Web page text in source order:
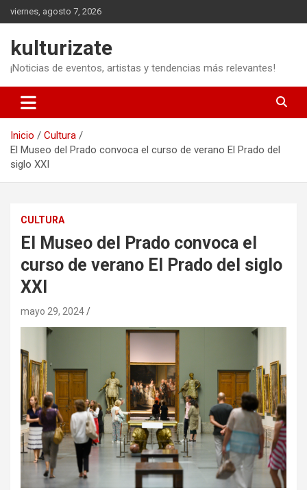
Saltar
al
viernes, agosto 7, 2026
kulturizate
¡Noticias de eventos, artistas y tendencias más relevantes!
Inicio
Cultura
El Museo del Prado convoca el curso de verano El Prado del
siglo XXI
CULTURA
El Museo del Prado convoca el
curso de verano El Prado del siglo
XXI
mayo 29, 2024